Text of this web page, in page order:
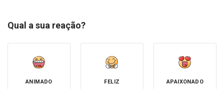
Qual a sua reação?
ANIMADO FELIZ APAIXONADO